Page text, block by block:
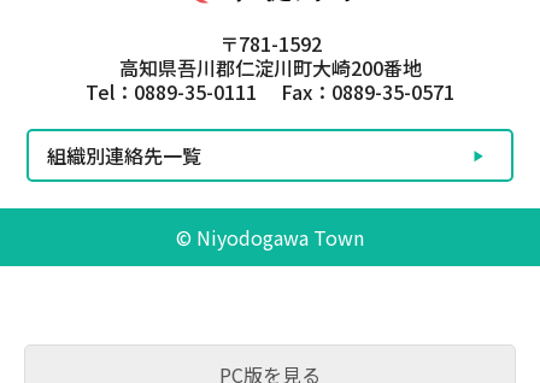
〒781-1592
高知県吾川郡仁淀川町大崎200番地
Tel：0889-35-0111 Fax：0889-35-0571
組織別連絡先一覧
© Niyodogawa Town
PC版を見る